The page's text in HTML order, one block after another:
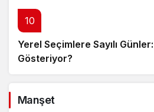
10
Yerel Seçimlere Sayılı
Gösteriyor?
Manşet